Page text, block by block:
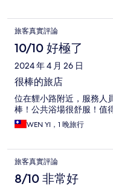
旅客真實評論
10/10 好極了
2024 年 4 月 26 日
很棒的旅店
位在貍小路附近，服務人
棒！公共浴場很舒服！值
WEN YI，1 晚旅行
旅客真實評論
8/10 非常好